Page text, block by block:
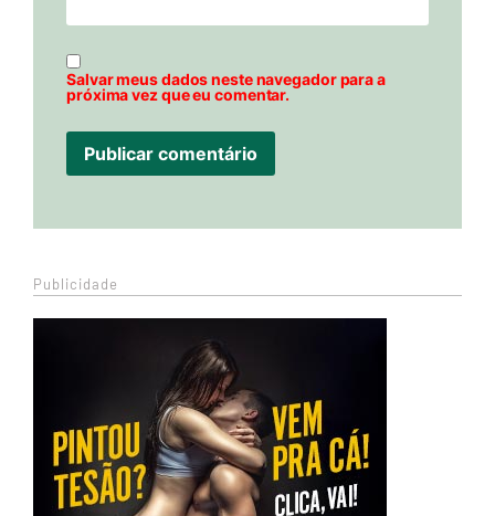
Salvar meus dados neste navegador para a
próxima vez que eu comentar.
Publicidade